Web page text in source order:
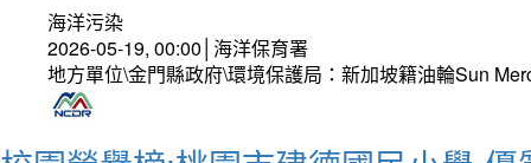
海洋污染
2026-05-19, 00:00│海洋保育署
地方單位\金門縣政府\環境保護局：新加坡籍油輪Sun